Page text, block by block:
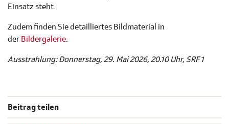
Einsatz steht.
Zudem finden Sie detailliertes Bildmaterial in
der Bildergalerie.
Ausstrahlung: Donnerstag, 29. Mai 2026, 20.10 Uhr, SRF 1
Beitrag teilen